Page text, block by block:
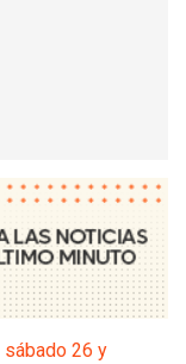
sábado 26 y